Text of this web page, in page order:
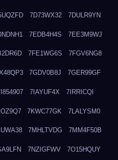
7D73WX32 7DULR9YN
7EDB4H4S 7EE3M9WJ
7FE1WG6S 7FGV6NG8
7GDV0B8J 7GER99GF
7IAYUF4X 7IRRICQI
7KWC77GK 7LALYSM0
7MHLTVDG 7MM4F50B
7NZIGFWV 7O15HQUY